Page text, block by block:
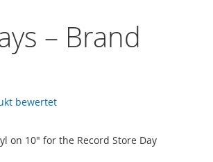
– Brand
bewertet
on 10" for the Record Store Day